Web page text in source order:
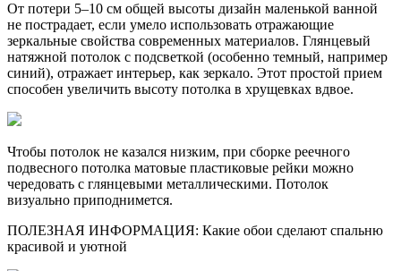
От потери 5–10 см общей высоты дизайн маленькой ванной
не пострадает, если умело использовать отражающие
зеркальные свойства современных материалов. Глянцевый
натяжной потолок с подсветкой (особенно темный, например
синий), отражает интерьер, как зеркало. Этот простой прием
способен увеличить высоту потолка в хрущевках вдвое.
Чтобы потолок не казался низким, при сборке реечного
подвесного потолка матовые пластиковые рейки можно
чередовать с глянцевыми металлическими. Потолок
визуально приподнимется.
ПОЛЕЗНАЯ ИНФОРМАЦИЯ: Какие обои сделают спальню
красивой и уютной